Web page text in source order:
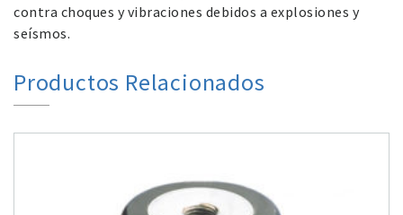
contra choques y vibraciones debidos a explosiones y
seísmos.
Productos Relacionados